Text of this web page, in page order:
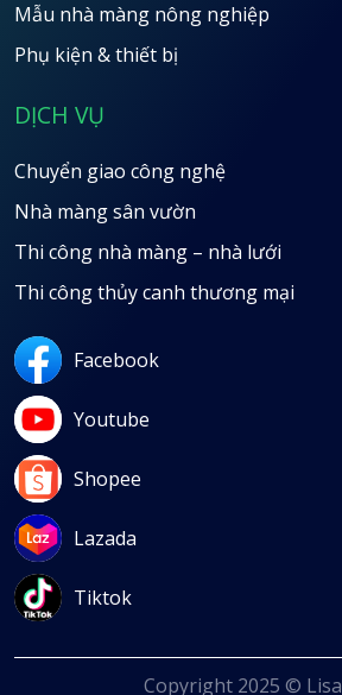
Mẫu nhà màng nông nghiệp
Phụ kiện & thiết bị
DỊCH VỤ
Chuyển giao công nghệ
Nhà màng sân vườn
Thi công nhà màng – nhà lưới
Thi công thủy canh thương mại
Facebook
Youtube
Shopee
Lazada
Tiktok
Copyright 2025 ©